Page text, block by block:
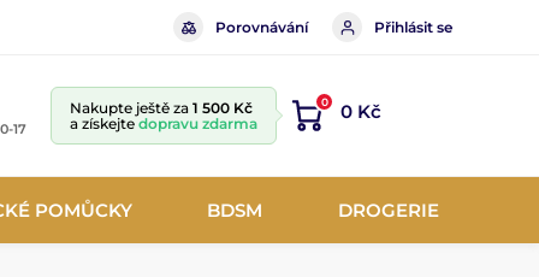
Porovnávání Přihlásit se
17
Nakupte ještě za 1 500 Kč
a získejte dopravu zdarma
0 0 Kč
POMŮCKY BDSM DROGERIE